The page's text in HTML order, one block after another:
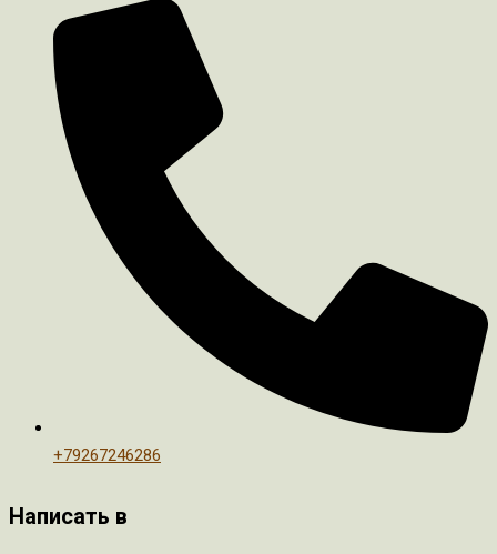
+79267246286
Написать в